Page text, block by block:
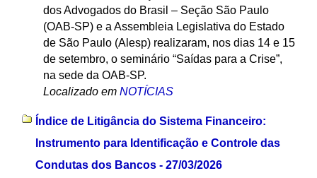
dos Advogados do Brasil – Seção São Paulo
(OAB-SP) e a Assembleia Legislativa do Estado
de São Paulo (Alesp) realizaram, nos dias 14 e 15
de setembro, o seminário “Saídas para a Crise”,
na sede da OAB-SP.
Localizado em NOTÍCIAS
Índice de Litigância do Sistema Financeiro:
Instrumento para Identificação e Controle das
Condutas dos Bancos - 27/03/2026